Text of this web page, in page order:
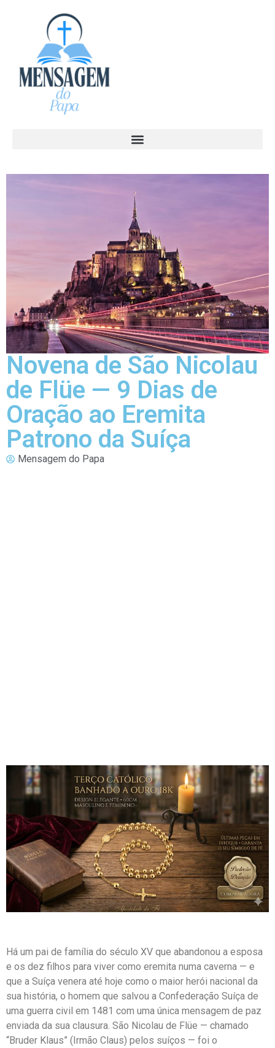
Novena de São Nicolau
de Flüe — 9 Dias de
Oração ao Eremita
Patrono da Suíça
Mensagem do Papa
Há um pai de família do século XV que abandonou a esposa
e os dez filhos para viver como eremita numa caverna — e
que a Suíça venera até hoje como o maior herói nacional da
sua história, o homem que salvou a Confederação Suíça de
uma guerra civil em 1481 com uma única mensagem de paz
enviada da sua clausura. São Nicolau de Flüe — chamado
“Bruder Klaus” (Irmão Claus) pelos suíços — foi o